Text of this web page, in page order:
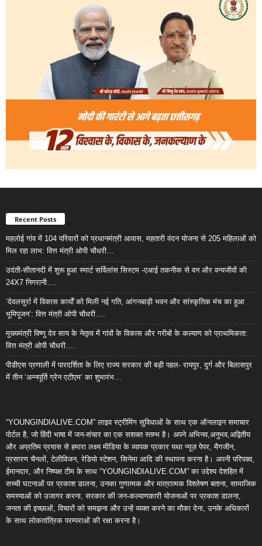
Recent Posts
महलोई गांव में 104 परिवारों को प्रधानमंत्री आवास, महतारी वंदन योजना से 205 महिलाओं को
मिल रहा लाभ: वित्त मंत्री ओपी चौधरी…
उदंती-सीतानदी में शुरू हुआ स्मार्ट सर्विलांस सिस्टम -एआई तकनीक से वन और वन्यजीवों की
24X7 निगरानी….
’देवलसुर्रा में विकास कार्यों को मिली नई गति, आंगनबाड़ी भवन और सांस्कृतिक मंच का हुआ
भूमिपूजन’: वित्त मंत्री ओपी चौधरी….
मुख्यमंत्री विष्णु देव साय के नेतृत्व में गांवों के विकास और गरीबों के कल्याण को प्राथमिकता:
वित्त मंत्री ओपी चौधरी….
पीडीएस प्रणाली में पारदर्शिता के लिए राज्य सरकार की बड़ी पहल- रायपुर, दुर्ग और बिलासपुर
में तीन ‘अन्नपूर्ति ग्रेन एटीएम‘ का शुभारंभ…
“YOUNGINDIALIVE.COM” लाइव स्ट्रीमिंग सुविधाओं के साथ एक ऑनलाइन समाचार
पोर्टल है, जो हिंदी भाषा में जन-संचार का एक सशक्त स्तम्भ है। अपने अभिनव,अनुभव,अद्वितीय
और अप्रतिम प्रयास से हमारा लक्ष्य मीडिया के व्यापक प्रकार यथा न्यूज़ पेपर, मैगजीन,
प्रसारण चैनलों, टेलीविजन, रेडियो स्टेशन, सिनेमा आदि की स्थापना करना है। अपनी परिपक्व,
ईमानदार, और निष्पक्ष टीम के साथ “YOUNGINDIALIVE.COM” का उद्देश्य देशहित में
सच्ची घटनाओं पर प्रकाश डालना, उनका गुणात्मक और मात्रात्मक विश्लेषण बताना, सामाजिक
समस्याओं को उजागर करना, सरकार की जन-कल्याणकारी योजनाओं पर प्रकाश डालना,
जनता की इच्छाओं, विचारों को समझना और उन्हें व्यक्त करने का मौका देना, उनके अधिकारों
के साथ लोकतांत्रिक परम्पराओं की रक्षा करना है।